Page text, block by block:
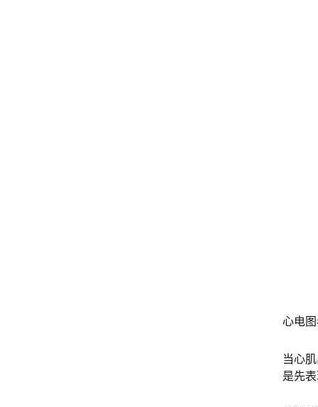
心电
当心
是先